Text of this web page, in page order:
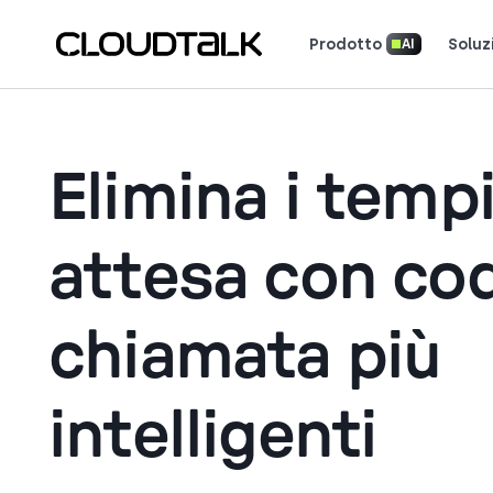
Prodotto AI
Elimina i
attesa con
chiamata più
intelligenti